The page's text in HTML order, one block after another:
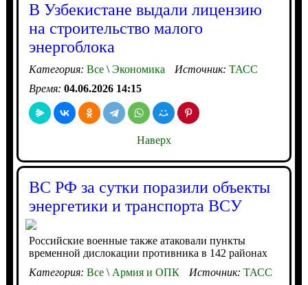
В Узбекистане выдали лицензию
на строительство малого
энергоблока
Категория: Все\Экономика Источник: ТАСС
Время: 04.06.2026 14:15
Наверх
ВС РФ за сутки поразили объекты
энергетики и транспорта ВСУ
Российские военные также атаковали пункты
временной дислокации противника в 142 районах
Категория: Все\Армия и ОПК Источник: ТАСС